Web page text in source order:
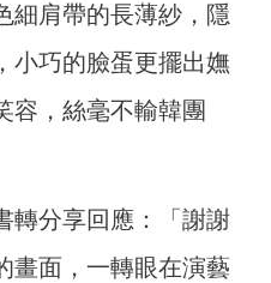
細肩帶的長薄紗，隱
小巧的臉蛋更擺出嫵
容，絲毫不輸韓團
轉分享回應：「謝謝
畫面，一轉眼在演藝